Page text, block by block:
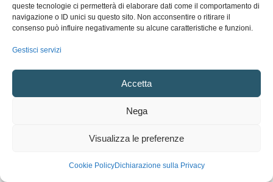
queste tecnologie ci permetterà di elaborare dati come il comportamento di
navigazione o ID unici su questo sito. Non acconsentire o ritirare il
consenso può influire negativamente su alcune caratteristiche e funzioni.
Gestisci servizi
Accetta
Nega
Visualizza le preferenze
Cookie PolicyDichiarazione sulla Privacy
January (11)
2025 (329)2024 (362)2023 (320)2022 (495)2021 (183)2020 (331)2019 (407)
I SOGGETTI PIÙ FOTOGRAFATI
(835)
#Galassie(883) #Luna(2553)